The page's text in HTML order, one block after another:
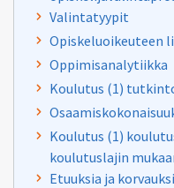
Valintatyypit
Opiskeluoikeuteen
Oppimisanalytiikka
Koulutus (1)
Koulutus (1)
koulutuslajin
Etuuksia ja